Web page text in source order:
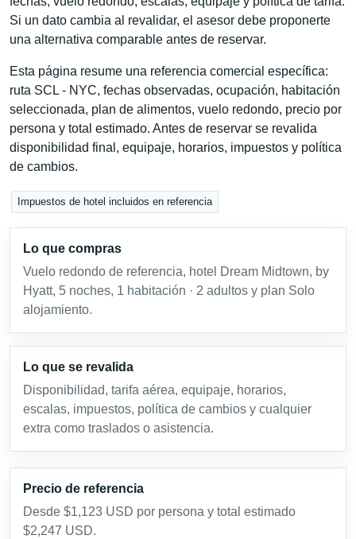
Si un dato cambia al revalidar, el asesor debe proponerte
una alternativa comparable antes de reservar.
Esta página resume una referencia comercial específica:
ruta SCL - NYC, fechas observadas, ocupación, habitación
seleccionada, plan de alimentos, vuelo redondo, precio por
persona y total estimado. Antes de reservar se revalida
disponibilidad final, equipaje, horarios, impuestos y política
de cambios.
Impuestos de hotel incluidos en referencia
Lo que compras
Vuelo redondo de referencia, hotel Dream Midtown, by
Hyatt, 5 noches, 1 habitación · 2 adultos y plan Solo
alojamiento.
Lo que se revalida
Disponibilidad, tarifa aérea, equipaje, horarios,
escalas, impuestos, política de cambios y cualquier
extra como traslados o asistencia.
Precio de referencia
Desde $1,123 USD por persona y total estimado
$2,247 USD.